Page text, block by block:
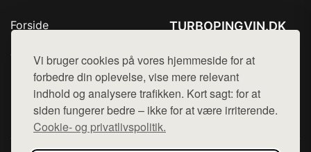
Vi bruger cookies på vores hjemmeside for at
forbedre din oplevelse, vise mere relevant
indhold og analysere trafikken. Kort sagt: for at
siden fungerer bedre – ikke for at være irriterende.
Cookie- og privatlivspolitik.
Forside
Top Rabatter
Blog
Kontakt
TURBOPINGVIN.DK
Mail: hej@want.dk
Cookie- og privatlivspolitik